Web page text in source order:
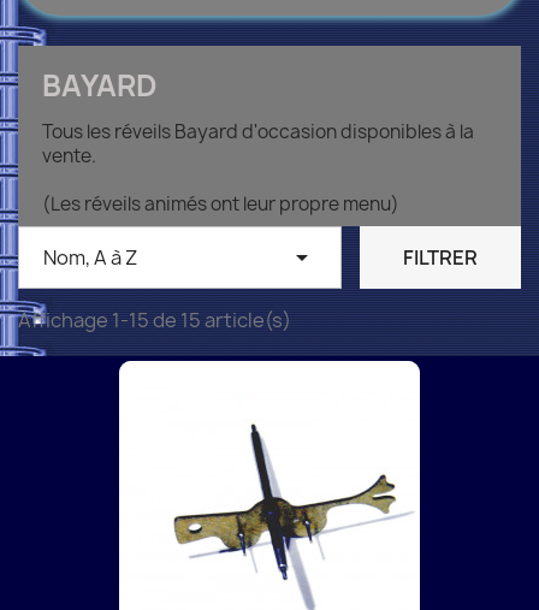
BAYARD
Tous les réveils Bayard d'occasion disponibles à la
vente.
(Les réveils animés ont leur propre menu)
Nom, A à Z  FILTRER
Affichage 1-15 de 15 article(s)